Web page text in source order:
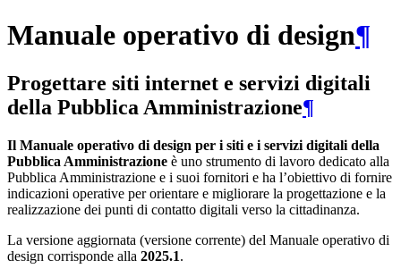
Manuale operativo di design¶
Progettare siti internet e servizi digitali
della Pubblica Amministrazione¶
Il Manuale operativo di design per i siti e i servizi digitali della
Pubblica Amministrazione è uno strumento di lavoro dedicato alla
Pubblica Amministrazione e i suoi fornitori e ha l’obiettivo di fornire
indicazioni operative per orientare e migliorare la progettazione e la
realizzazione dei punti di contatto digitali verso la cittadinanza.
La versione aggiornata (versione corrente) del Manuale operativo di
design corrisponde alla 2025.1.